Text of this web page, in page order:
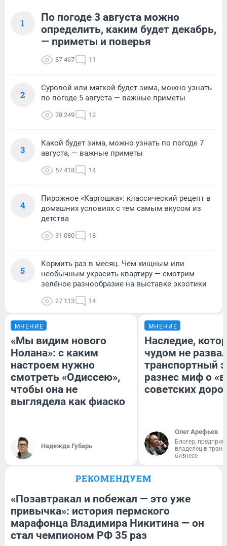
1
По погоде 3 августа можно
определить, каким будет декабрь,
— приметы и поверья
87 467 11
2
Суровой или мягкой будет зима, можно узнать
по погоде 5 августа — важные приметы
78 249 12
3
Какой будет зима, можно узнать по погоде 7
августа, — важные приметы
57 418 14
4
Пирожное «Картошка»: классический рецепт в
домашних условиях с тем самым вкусом из
детства
31 080 18
5
Кормить раз в месяц. Чем хищным или
необычным украсить квартиру — смотрим
зелёное разнообразие на выставке экзотики
27 113 14
МНЕНИЕ
«Мы видим нового
Нолана»: с каким
настроем нужно
смотреть «Одиссею»,
чтобы она не
выглядела как фиаско
Надежда Губарь
МНЕНИЕ
Наследие,
чудом не
транспортный
разнес миф о
советских
Олег Арефьев
Блогер,
владелец в
бизнесе
РЕКОМЕНДУЕМ
«Позавтракал и побежал — это уже
привычка»: история пермского
марафонца Владимира Никитина — он
стал чемпионом РФ 35 раз